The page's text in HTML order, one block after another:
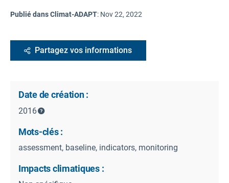
Publié dans Climat-ADAPT: Nov 22, 2022
Partagez vos informations
Date de création :
2016
Mots-clés :
assessment, baseline, indicators, monitoring
Impacts climatiques :